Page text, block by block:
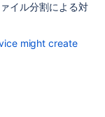
イル分割による対
might create